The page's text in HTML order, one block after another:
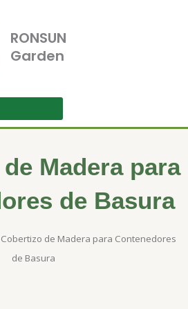
RONSUN
Garden
Madera para
de Basura
de Madera para Contenedores
de Basura